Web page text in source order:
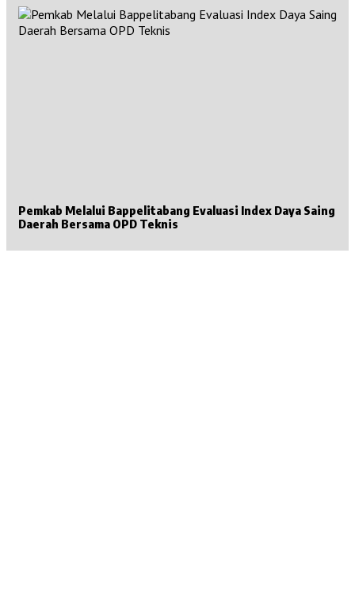
Pemkab Melalui Bappelitabang Evaluasi Index Daya Saing
Daerah Bersama OPD Teknis